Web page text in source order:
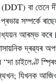
বা তেনে
সম্পৰ্কে
আৰম্ভ কৰে।
দ্ৰৱ্যৰ
চাইলেণ্ট
যিখনক